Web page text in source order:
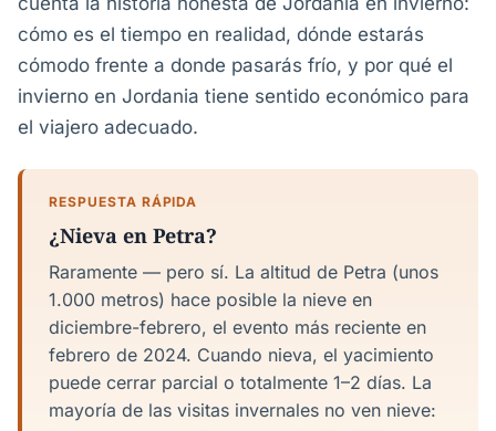
cómo es el tiempo en realidad, dónde estarás
cómodo frente a donde pasarás frío, y por qué el
invierno en Jordania tiene sentido económico para
el viajero adecuado.
RESPUESTA RÁPIDA
¿Nieva en Petra?
Raramente — pero sí. La altitud de Petra (unos
1.000 metros) hace posible la nieve en
diciembre-febrero, el evento más reciente en
febrero de 2024. Cuando nieva, el yacimiento
puede cerrar parcial o totalmente 1–2 días. La
mayoría de las visitas invernales no ven nieve: